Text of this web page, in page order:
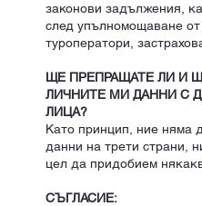
законови задължения,
след упълномощаване
туроператори,
ЩЕ ПРЕПРАЩАТЕ ЛИ И
ЛИЧНИТЕ МИ ДАННИ С
ЛИЦА?
Като принцип, ние няма
данни на трети страни,
цел да придобием
СЪГЛАСИЕ: